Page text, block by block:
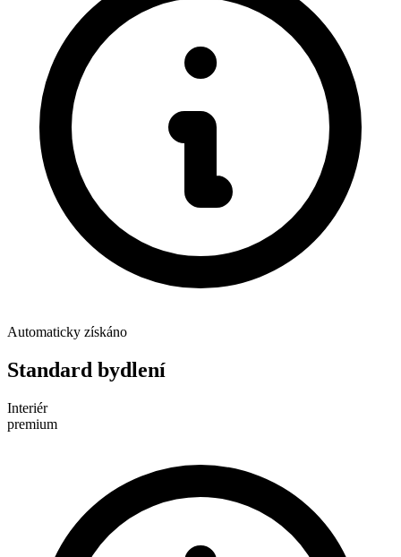
Automaticky získáno
Standard bydlení
Interiér
premium